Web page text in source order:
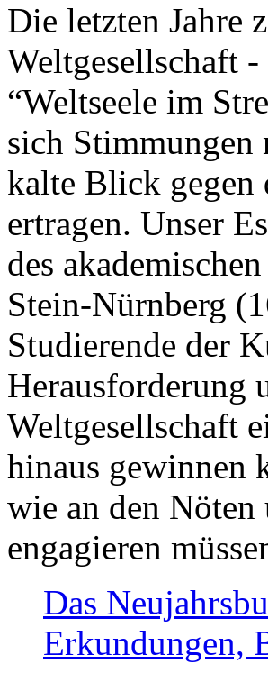
Die letzten Jahre
Weltgesellschaft
“Weltseele im
sich
kalte Blick gegen
ertragen. Unser
des
Stein-Nürnberg
Studierende der
Herausforderung
Weltgesellschaft
hinaus gewinnen
wie an den Nöten
engagieren
Das
Erkundungen,